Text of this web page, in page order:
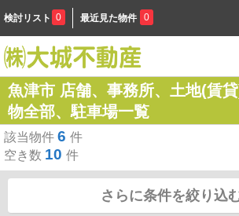
検討リスト 0 最近見た物件 0
魚津市 店舗、事務所、土地(賃
物全部、駐車場一覧
該当物件 6 件
空き数 10 件
さらに条件を絞り込